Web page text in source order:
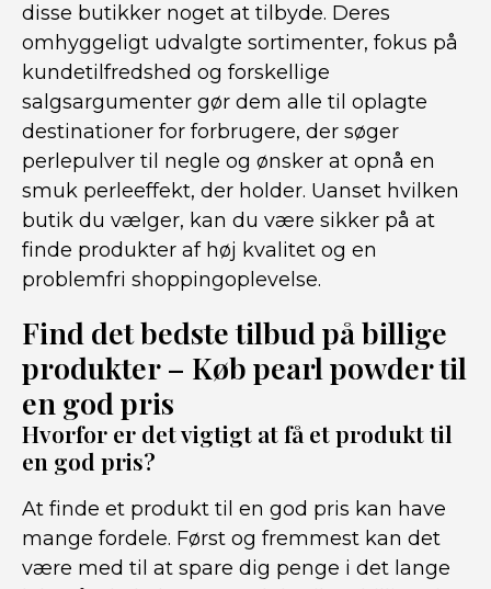
disse butikker noget at tilbyde. Deres
omhyggeligt udvalgte sortimenter, fokus på
kundetilfredshed og forskellige
salgsargumenter gør dem alle til oplagte
destinationer for forbrugere, der søger
perlepulver til negle og ønsker at opnå en
smuk perleeffekt, der holder. Uanset hvilken
butik du vælger, kan du være sikker på at
finde produkter af høj kvalitet og en
problemfri shoppingoplevelse.
Find det bedste tilbud på billige
produkter – Køb pearl powder til
en god pris
Hvorfor er det vigtigt at få et produkt til
en god pris?
At finde et produkt til en god pris kan have
mange fordele. Først og fremmest kan det
være med til at spare dig penge i det lange